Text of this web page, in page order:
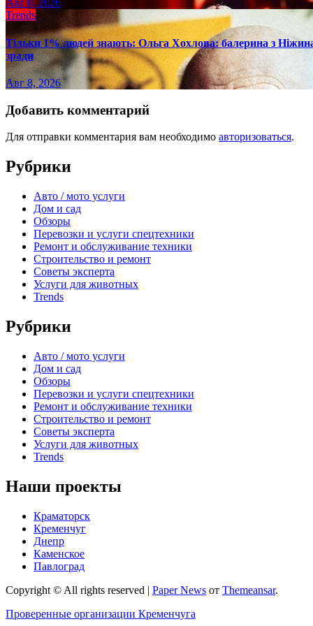
Авг 8, 2026
Trends
Тільки 1% людей знають: Ольга Хохлова: балерина з
зради
Авг 8, 2026
Добавить комментарий
Для отправки комментария вам необходимо авторизоваться.
Рубрики
Авто / мото услуги
Дом и сад
Обзоры
Перевозки и услуги спецтехники
Ремонт и обслуживание техники
Строительство и ремонт
Советы эксперта
Услуги для животных
Trends
Рубрики
Авто / мото услуги
Дом и сад
Обзоры
Перевозки и услуги спецтехники
Ремонт и обслуживание техники
Строительство и ремонт
Советы эксперта
Услуги для животных
Trends
Наши проекты
Краматорск
Кременчуг
Днепр
Каменское
Павлоград
Copyright © All rights reserved | Paper News от Themeansar.
Проверенные организации Кременчуга